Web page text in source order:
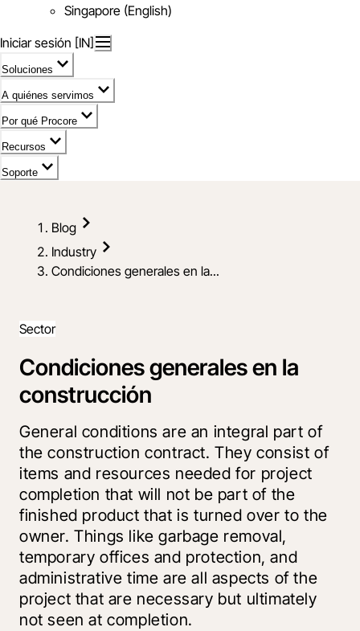
Singapore (English)
Iniciar sesión [IN]
Soluciones
A quiénes servimos
Por qué Procore
Recursos
Soporte
Blog
Industry
Condiciones generales en la...
Sector
Condiciones generales en la
construcción
General conditions are an integral part of
the construction contract. They consist of
items and resources needed for project
completion that will not be part of the
finished product that is turned over to the
owner. Things like garbage removal,
temporary offices and protection, and
administrative time are all aspects of the
project that are necessary but ultimately
not seen at completion.